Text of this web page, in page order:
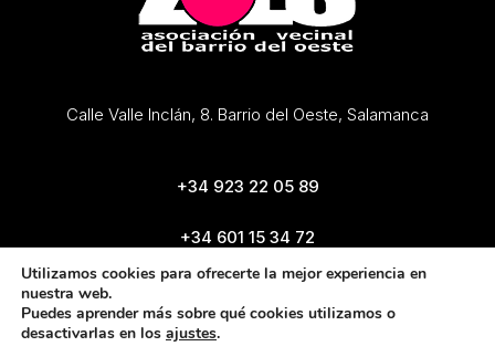
Calle Valle Inclán, 8. Barrio del Oeste, Salamanca
+34 923 22 05 89
+34 601 15 34 72
Utilizamos cookies para ofrecerte la mejor experiencia en
nuestra web.
Puedes aprender más sobre qué cookies utilizamos o
desactivarlas en los ajustes.